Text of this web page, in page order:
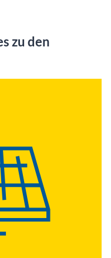
zu den